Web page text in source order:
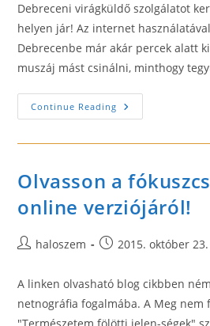
Debreceni virágküldő szolgálatot
helyen jár! Az internet
Debrecenbe már akár percek alatt
muszáj mást csinálni, minthogy
Continue Reading A
Virágküldéshez
Használja
Oldalt
Olvasson a
online verziójáról!
Posthaloszem
Post2015. október
A linken olvasható blog cikbben
netnográfia fogalmába. A Meg nem